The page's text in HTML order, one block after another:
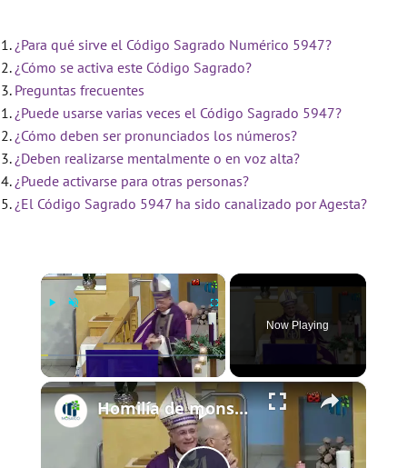
¿Para qué sirve el Código Sagrado Numérico 5947?
¿Cómo se activa este Código Sagrado?
Preguntas frecuentes
¿Puede usarse varias veces el Código Sagrado 5947?
¿Cómo deben ser pronunciados los números?
¿Deben realizarse mentalmente o en voz alta?
¿Puede activarse para otras personas?
¿El Código Sagrado 5947 ha sido canalizado por Agesta?
×
Play Unmute
Now Playing
×
Homilía de monseñor Silvio Báez IV Domingo de Adviento 21 de diciembre de 2025